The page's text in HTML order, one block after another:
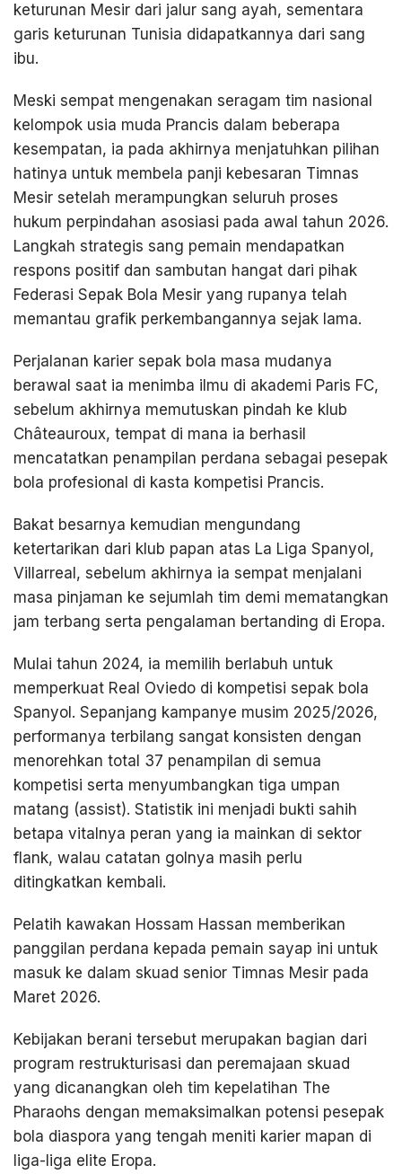
keturunan Mesir dari jalur sang ayah, sementara
garis keturunan Tunisia didapatkannya dari sang
ibu.
Meski sempat mengenakan seragam tim nasional
kelompok usia muda Prancis dalam beberapa
kesempatan, ia pada akhirnya menjatuhkan pilihan
hatinya untuk membela panji kebesaran Timnas
Mesir setelah merampungkan seluruh proses
hukum perpindahan asosiasi pada awal tahun 2026.
Langkah strategis sang pemain mendapatkan
respons positif dan sambutan hangat dari pihak
Federasi Sepak Bola Mesir yang rupanya telah
memantau grafik perkembangannya sejak lama.
Perjalanan karier sepak bola masa mudanya
berawal saat ia menimba ilmu di akademi Paris FC,
sebelum akhirnya memutuskan pindah ke klub
Châteauroux, tempat di mana ia berhasil
mencatatkan penampilan perdana sebagai pesepak
bola profesional di kasta kompetisi Prancis.
Bakat besarnya kemudian mengundang
ketertarikan dari klub papan atas La Liga Spanyol,
Villarreal, sebelum akhirnya ia sempat menjalani
masa pinjaman ke sejumlah tim demi mematangkan
jam terbang serta pengalaman bertanding di Eropa.
Mulai tahun 2024, ia memilih berlabuh untuk
memperkuat Real Oviedo di kompetisi sepak bola
Spanyol. Sepanjang kampanye musim 2025/2026,
performanya terbilang sangat konsisten dengan
menorehkan total 37 penampilan di semua
kompetisi serta menyumbangkan tiga umpan
matang (assist). Statistik ini menjadi bukti sahih
betapa vitalnya peran yang ia mainkan di sektor
flank, walau catatan golnya masih perlu
ditingkatkan kembali.
Pelatih kawakan Hossam Hassan memberikan
panggilan perdana kepada pemain sayap ini untuk
masuk ke dalam skuad senior Timnas Mesir pada
Maret 2026.
Kebijakan berani tersebut merupakan bagian dari
program restrukturisasi dan peremajaan skuad
yang dicanangkan oleh tim kepelatihan The
Pharaohs dengan memaksimalkan potensi pesepak
bola diaspora yang tengah meniti karier mapan di
liga-liga elite Eropa.